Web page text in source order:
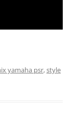
yamaha psr,style